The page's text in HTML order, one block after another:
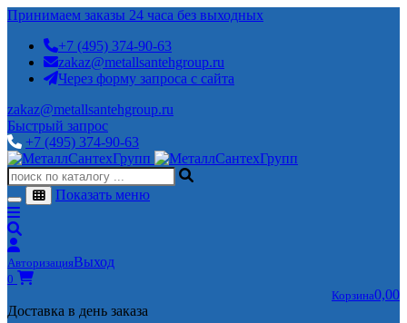
Принимаем заказы 24 часа без выходных
+7 (495) 374-90-63
zakaz@metallsantehgroup.ru
Через форму запроса с сайта
zakaz@metallsantehgroup.ru
Быстрый запрос
+7 (495) 374-90-63
Показать меню
АвторизацияВыход
0
Корзина0,00
Доставка в день заказа